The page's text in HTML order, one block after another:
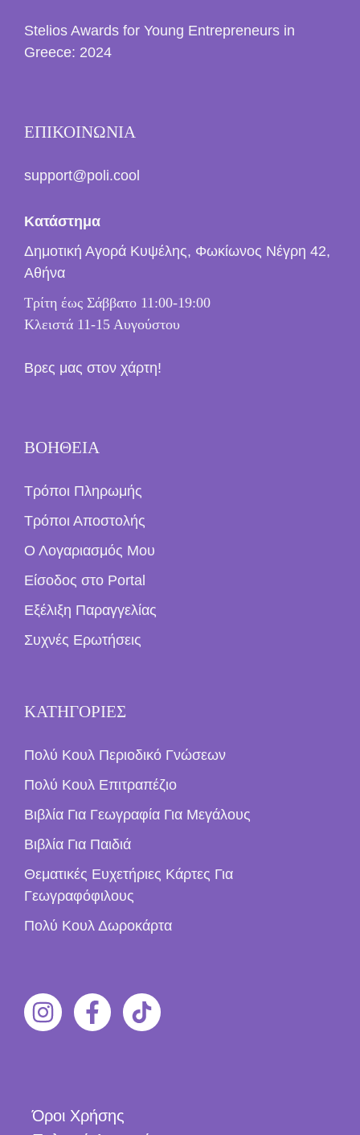
Stelios Awards for Young Entrepreneurs in
Greece: 2024
ΕΠΙΚΟΙΝΩΝΙΑ
support@poli.cool
Κατάστημα
Δημοτική Αγορά Κυψέλης, Φωκίωνος Νέγρη 42,
Αθήνα
Τρίτη έως Σάββατο 11:00-19:00
Κλειστά 11-15 Αυγούστου
Βρες μας στον χάρτη!
ΒΟΗΘΕΙΑ
Τρόποι Πληρωμής
Τρόποι Αποστολής
Ο Λογαριασμός Μου
Είσοδος στο Portal
Εξέλιξη Παραγγελίας
Συχνές Ερωτήσεις
ΚΑΤΗΓΟΡΙΕΣ
Πολύ Κουλ Περιοδικό Γνώσεων
Πολύ Κουλ Επιτραπέζιο
Βιβλία Για Γεωγραφία Για Μεγάλους
Βιβλία Για Παιδιά
Θεματικές Ευχετήριες Κάρτες Για
Γεωγραφόφιλους
Πολύ Κουλ Δωροκάρτα
Όροι Χρήσης